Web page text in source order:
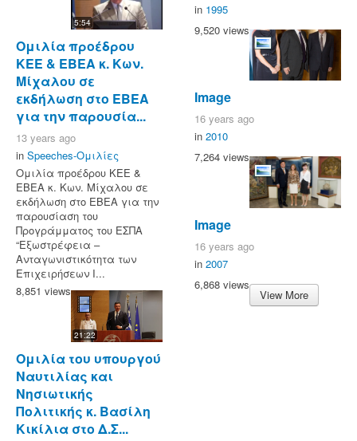
5:54
Ομιλία προέδρου
ΚΕΕ & ΕΒΕΑ κ. Κων.
Μίχαλου σε
εκδήλωση στο ΕΒΕΑ
για την παρουσία...
13 years ago
in Speeches-Ομιλίες
Ομιλία προέδρου ΚΕΕ &
ΕΒΕΑ κ. Κων. Μίχαλου σε
εκδήλωση στο ΕΒΕΑ για την
παρουσίαση του
Προγράμματος του ΕΣΠΑ
“Εξωστρέφεια –
Ανταγωνιστικότητα των
Επιχειρήσεων Ι...
8,851 views
21:22
Ομιλία του υπουργού
Ναυτιλίας και
Νησιωτικής
Πολιτικής κ. Βασίλη
Κικίλια στο Δ.Σ...
in 1995
9,520 views
Image
16 years ago
in 2010
7,264 views
Image
16 years ago
in 2007
6,868 views
View More